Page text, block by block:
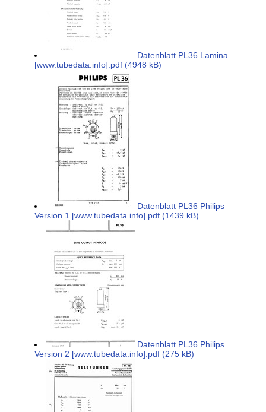
Datenblatt PL36 Lamina
[www.tubedata.info].pdf (4948 kB)
Datenblatt PL36 Philips
Version 1 [www.tubedata.info].pdf (1439 kB)
Datenblatt PL36 Philips
Version 2 [www.tubedata.info].pdf (275 kB)